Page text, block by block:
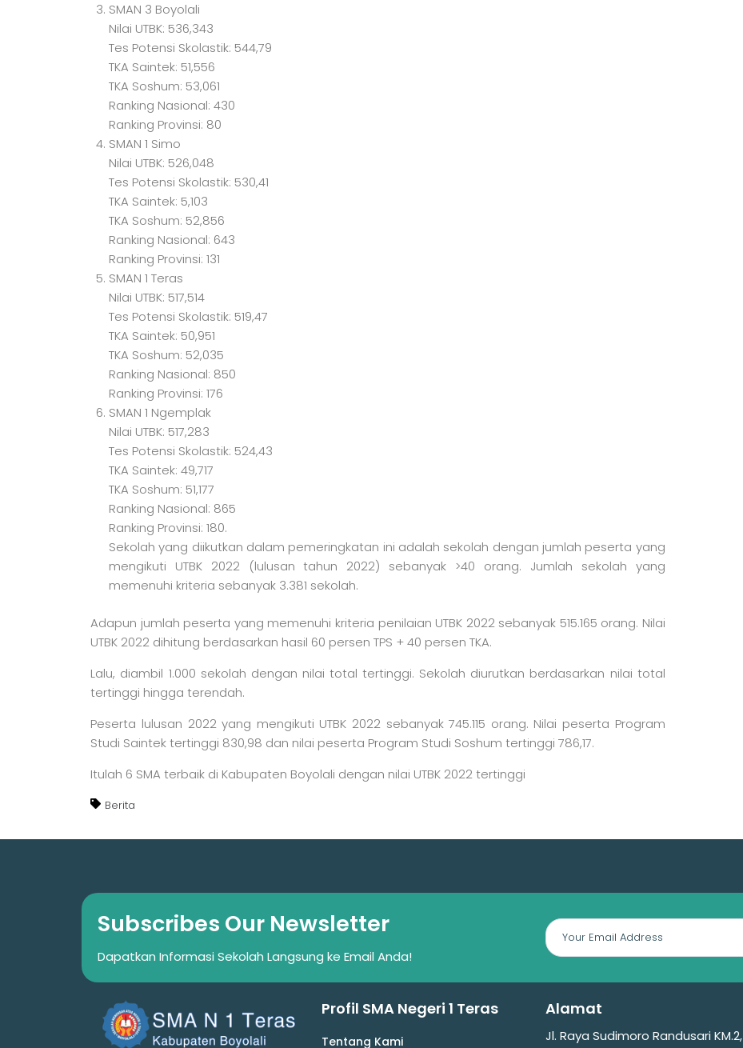
SMAN 3 Boyolali
Nilai UTBK: 536,343
Tes Potensi Skolastik: 544,79
TKA Saintek: 51,556
TKA Soshum: 53,061
Ranking Nasional: 430
Ranking Provinsi: 80
SMAN 1 Simo
Nilai UTBK: 526,048
Tes Potensi Skolastik: 530,41
TKA Saintek: 5,103
TKA Soshum: 52,856
Ranking Nasional: 643
Ranking Provinsi: 131
SMAN 1 Teras
Nilai UTBK: 517,514
Tes Potensi Skolastik: 519,47
TKA Saintek: 50,951
TKA Soshum: 52,035
Ranking Nasional: 850
Ranking Provinsi: 176
SMAN 1 Ngemplak
Nilai UTBK: 517,283
Tes Potensi Skolastik: 524,43
TKA Saintek: 49,717
TKA Soshum: 51,177
Ranking Nasional: 865
Ranking Provinsi: 180.
Sekolah yang diikutkan dalam pemeringkatan ini adalah sekolah dengan jumlah peserta yang
mengikuti UTBK 2022 (lulusan tahun 2022) sebanyak >40 orang. Jumlah sekolah yang
memenuhi kriteria sebanyak 3.381 sekolah.
Adapun jumlah peserta yang memenuhi kriteria penilaian UTBK 2022 sebanyak 515.165 orang. Nilai
UTBK 2022 dihitung berdasarkan hasil 60 persen TPS + 40 persen TKA.
Lalu, diambil 1.000 sekolah dengan nilai total tertinggi. Sekolah diurutkan berdasarkan nilai total
tertinggi hingga terendah.
Peserta lulusan 2022 yang mengikuti UTBK 2022 sebanyak 745.115 orang. Nilai peserta Program
Studi Saintek tertinggi 830,98 dan nilai peserta Program Studi Soshum tertinggi 786,17.
Itulah 6 SMA terbaik di Kabupaten Boyolali dengan nilai UTBK 2022 tertinggi
Berita
Subscribes Our Newsletter
Dapatkan Informasi Sekolah Langsung ke Email Anda!
Profil SMA Negeri 1 Teras
Tentang Kami
Alamat
Jl. Raya Sudimoro Randusari KM.2,